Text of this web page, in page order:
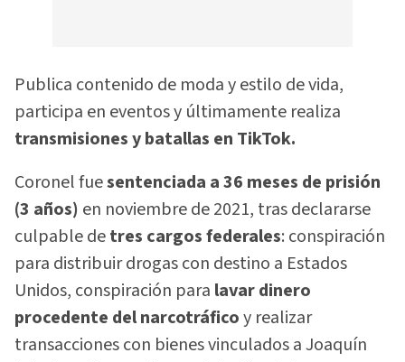
Publica contenido de moda y estilo de vida,
participa en eventos y últimamente realiza
transmisiones y batallas en TikTok.
Coronel fuesentenciada a 36 meses de prisión
(3 años) en noviembre de 2021, tras declararse
culpable detres cargos federales: conspiración
para distribuir drogas con destino a Estados
Unidos, conspiración para lavar dinero
procedente del narcotráficoy realizar
transacciones con bienes vinculados a Joaquín